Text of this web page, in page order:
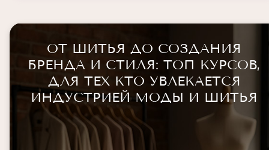
ОТ ШИТЬЯ ДО СОЗДАНИЯ
БРЕНДА И СТИЛЯ: ТОП КУРСОВ,
ДЛЯ ТЕХ КТО УВЛЕКАЕТСЯ
ИНДУСТРИЕЙ МОДЫ И ШИТЬЯ